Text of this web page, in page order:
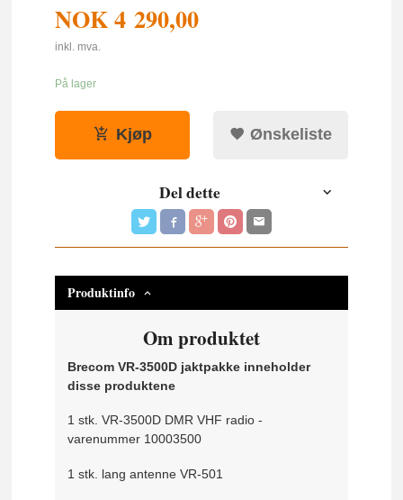
NOK4 290,00
inkl. mva.
På lager
Kjøp Ønskeliste
Del dette
Produktinfo
Om produktet
Brecom VR-3500D jaktpakke inneholder
disse produktene
1 stk. VR-3500D DMR VHF radio -
varenummer 10003500
1 stk. lang antenne VR-501